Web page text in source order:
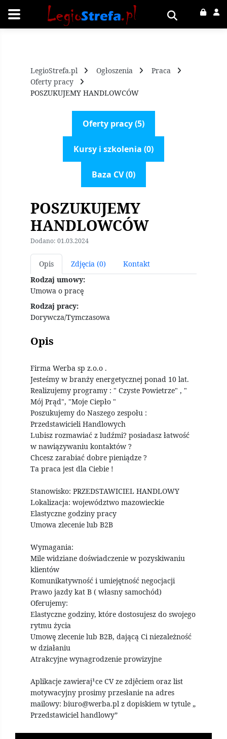
LegioStrefa.pl Ogłoszenia
Praca
Oferty pracy
POSZUKUJEMY HANDLOWCÓW
Oferty pracy (5)
Kursy i szkolenia (0)
Baza CV (0)
POSZUKUJEMY
HANDLOWCÓW
Dodano: 01.03.2024
Opis Zdjęcia (0)
Kontakt
Rodzaj umowy:
Umowa o pracę
Rodzaj pracy:
Dorywcza/Tymczasowa
Opis
Firma Werba sp z.o.o .
Jesteśmy w branży energetycznej ponad 10 lat.
Realizujemy programy : " Czyste Powietrze" , "
Mój Prąd", "Moje Ciepło "
Poszukujemy do Naszego zespołu :
Przedstawicieli Handlowych
Lubisz rozmawiać z ludźmi? posiadasz łatwość
w nawiązywaniu kontaktów ?
Chcesz zarabiać dobre pieniądze ?
Ta praca jest dla Ciebie !
Stanowisko: PRZEDSTAWICIEL HANDLOWY
Lokalizacja: województwo mazowieckie
Elastyczne godziny pracy
Umowa zlecenie lub B2B
Wymagania:
Mile widziane doświadczenie w pozyskiwaniu
klientów
Komunikatywność i umiejętność negocjacji
Prawo jazdy kat B ( własny samochód)
Oferujemy:
Elastyczne godziny, które dostosujesz do swojego
rytmu życia
Umowę zlecenie lub B2B, dającą Ci niezależność
w działaniu
Atrakcyjne wynagrodzenie prowizyjne
Aplikacje zawieraj¹ce CV ze zdjêciem oraz list
motywacyjny prosimy przesłanie na adres
mailowy: biuro@werba.plz dopiskiem w tytule „
Przedstawiciel handlowy”